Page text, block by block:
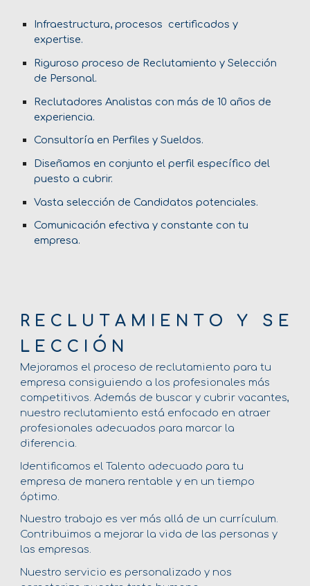
Infraestructura, procesos certificados y
expertise.
Riguroso proceso de Reclutamiento y Selección
de Personal.
Reclutadores Analistas con más de 10 años de
experiencia.
Consultoría en Perfiles y Sueldos.
Diseñamos en conjunto el perfil específico del
puesto a cubrir.
Vasta selección de Candidatos potenciales.
Comunicación efectiva y constante con tu
empresa.
R E C L U T A M I E N T O Y S E
L E C C I Ó N
Mejoramos el proceso de reclutamiento para tu
empresa consiguiendo a los profesionales más
competitivos. Además de buscar y cubrir vacantes,
nuestro reclutamiento está enfocado en atraer
profesionales adecuados para marcar la
diferencia.
Identificamos el Talento adecuado para tu
empresa de manera rentable y en un tiempo
óptimo.
Nuestro trabajo es ver más allá de un currículum.
Contribuimos a mejorar la vida de las personas y
las empresas.
Nuestro servicio es personalizado y nos